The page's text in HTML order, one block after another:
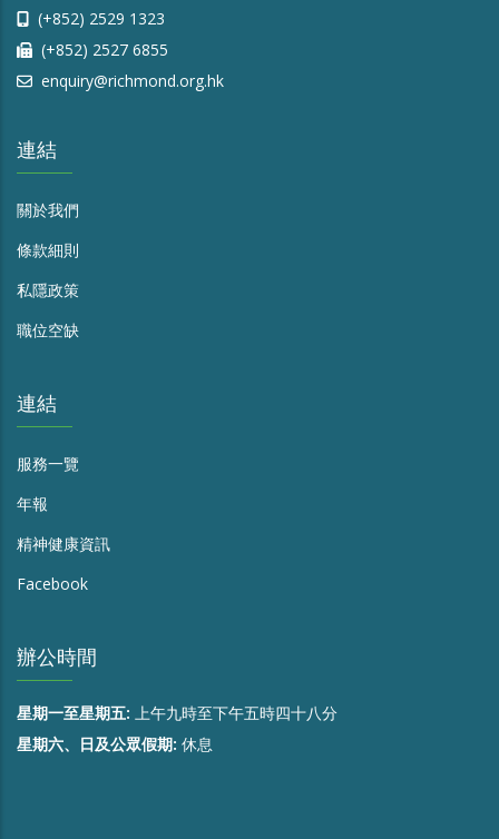
(+852) 2529 1323
(+852) 2527 6855
enquiry@richmond.org.hk
連結
關於我們
條款細則
私隱政策
職位空缺
連結
服務一覽
年報
精神健康資訊
Facebook
辦公時間
星期一至星期五: 上午九時至下午五時四十八分
星期六、日及公眾假期: 休息